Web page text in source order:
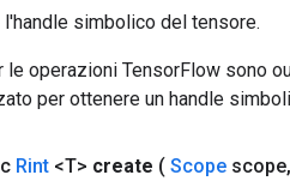
simbolico del tensore.
le operazioni TensorFlow sono
per ottenere un handle
Rint <T> create ( Scope scope,